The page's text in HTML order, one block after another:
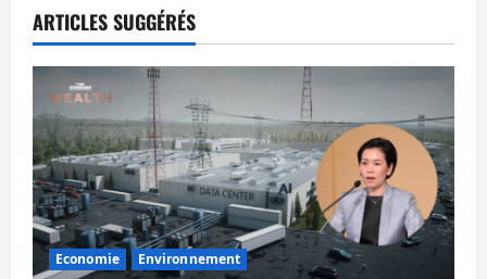
t
i
o
n
d
ARTICLES SUGGÉRÉS
Economie Environnement